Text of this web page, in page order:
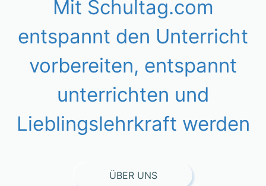
Mit Schultag.com
entspannt den Unterricht
vorbereiten, entspannt
unterrichten und
Lieblingslehrkraft werden
ÜBER UNS